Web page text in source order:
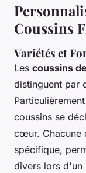
Coussins
Variétés et
Les coussins
distinguent par
coussins se
cœur. Chacune
spécifique,
divers lors d'un